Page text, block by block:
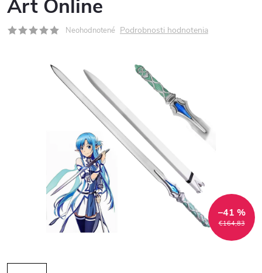
Art Online
Neohodnotené Podrobnosti hodnotenia
€164,83
–41 %